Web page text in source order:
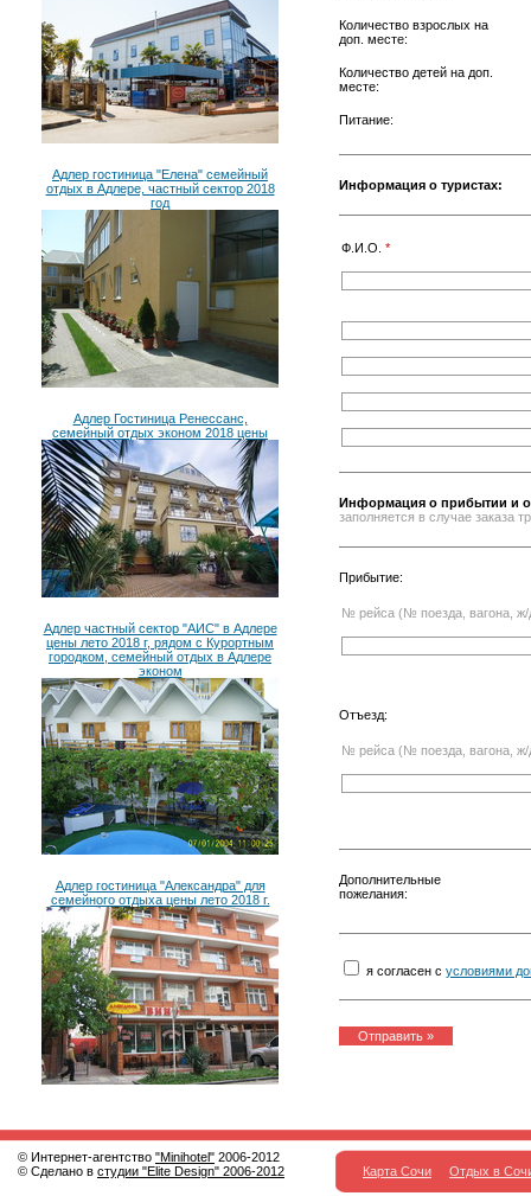
Адлер гостиница "Елена" семейный
отдых в Адлере, частный сектор 2018
год
Адлер Гостиница Ренессанс,
семейный отдых эконом 2018 цены
Адлер частный сектор "АИС" в Адлере
цены лето 2018 г, рядом с Курортным
городком, семейный отдых в Адлере
эконом
Адлер гостиница "Александра" для
семейного отдыха цены лето 2018 г.
Количество взрослых на
доп. месте:
Количество детей на доп.
месте:
Питание:
Информация о туристах:
Ф.И.О. *
Информация о прибытии и
заполняется в случае заказа
Прибытие:
№ рейса (№ поезда, вагона, ж/
Отъезд:
№ рейса (№ поезда, вагона, ж/
Дополнительные
пожелания:
я согласен с условиями
© Интернет-агентство "Minihotel" 2006-2012
© Сделано в студии "Elite Design" 2006-2012 Карта Сочи Отдых в